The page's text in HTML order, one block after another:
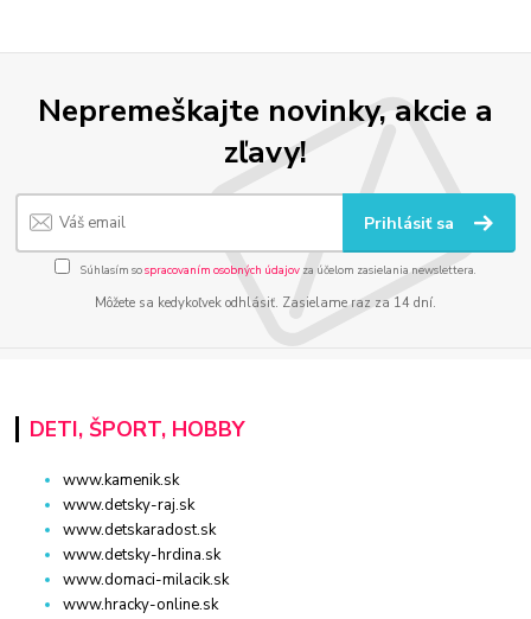
Nepremeškajte novinky, akcie a
zľavy!
Prihlásiť sa
Súhlasím sospracovaním osobných údajov za účelom zasielania newslettera.
Môžete sa kedykoľvek odhlásiť. Zasielame raz za 14 dní.
DETI, ŠPORT, HOBBY
www.kamenik.sk
www.detsky-raj.sk
www.detskaradost.sk
www.detsky-hrdina.sk
www.domaci-milacik.sk
www.hracky-online.sk